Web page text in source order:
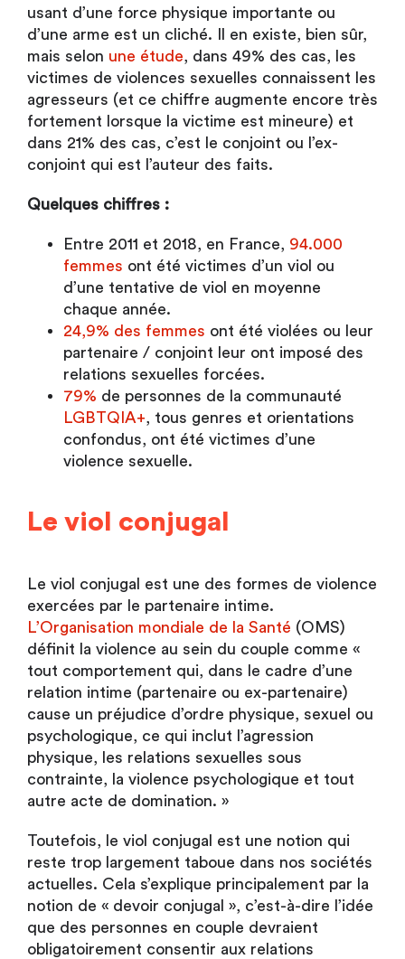
usant d’une force physique importante ou
d’une arme est un cliché. Il en existe, bien sûr,
mais selon une étude, dans 49% des cas, les
victimes de violences sexuelles connaissent les
agresseurs (et ce chiffre augmente encore très
fortement lorsque la victime est mineure) et
dans 21% des cas, c’est le conjoint ou l’ex-
conjoint qui est l’auteur des faits.
Quelques chiffres :
Entre 2011 et 2018, en France, 94.000
femmes ont été victimes d’un viol ou
d’une tentative de viol en moyenne
chaque année.
24,9% des femmes ont été violées ou leur
partenaire / conjoint leur ont imposé des
relations sexuelles forcées.
79% de personnes de la communauté
LGBTQIA+, tous genres et orientations
confondus, ont été victimes d’une
violence sexuelle.
Le viol conjugal
Le viol conjugal est une des formes de violence
exercées par le partenaire intime.
L’Organisation mondiale de la Santé (OMS)
définit la violence au sein du couple comme «
tout comportement qui, dans le cadre d’une
relation intime (partenaire ou ex-partenaire)
cause un préjudice d’ordre physique, sexuel ou
psychologique, ce qui inclut l’agression
physique, les relations sexuelles sous
contrainte, la violence psychologique et tout
autre acte de domination. »
Toutefois, le viol conjugal est une notion qui
reste trop largement taboue dans nos sociétés
actuelles. Cela s’explique principalement par la
notion de « devoir conjugal », c’est-à-dire l’idée
que des personnes en couple devraient
obligatoirement consentir aux relations